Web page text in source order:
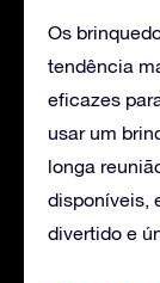
Os
tendência
eficazes
usar um
longa
disponíveis,
divertido e